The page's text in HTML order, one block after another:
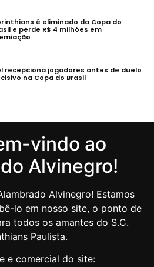
é eliminado da Copa do
e perde R$ 4 milhões em
recepciona jogadores antes de duelo
na Copa do Brasil
vindo ao
Alvinegro!
Alvinegro! Estamos
lo em nosso site, o ponto de
todos os amantes do S.C.
Paulista.
e comercial do site: